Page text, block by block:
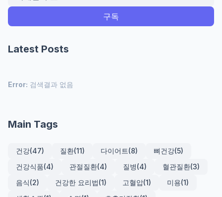
Latest Posts
Error: 검색결과 없음
Main Tags
건강(47) 질환(11) 다이어트(8) 뼈건강(5)
건강식품(4) 관절질환(4) 질병(4) 혈관질환(3)
음식(2) 건강한 요리법(1) 고혈압(1) 미용(1)